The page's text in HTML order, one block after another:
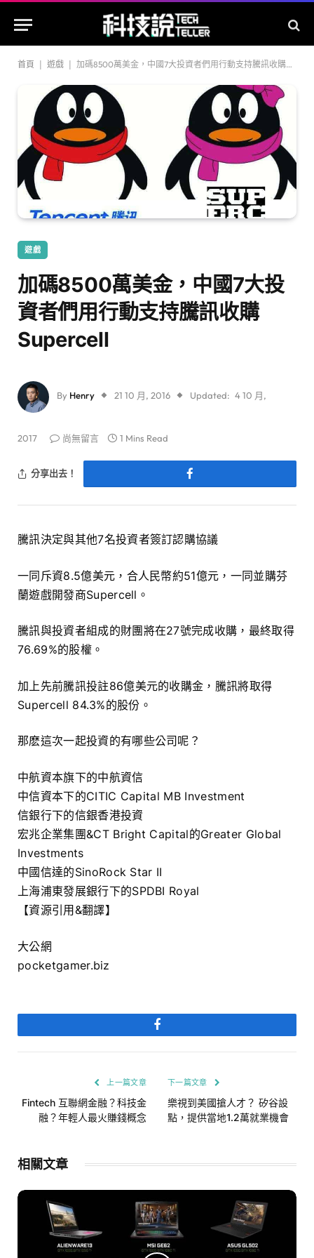
首頁 遊戲 加碼8500萬美金，中國7大投資者們用行動支持騰訊收購Supercell
遊戲
加碼8500萬美金，中國7大投
資者們用行動支持騰訊收購
Supercell
By Henry 21 10 月, 2016 Updated: 4 10 月,
2017 尚無留言 1 Mins Read
分享出去！
騰訊決定與其他7名投資者簽訂認購協議
一同斥資8.5億美元，合人民幣約51億元，一同並購芬
蘭遊戲開發商Supercell。
騰訊與投資者組成的財團將在27號完成收購，最終取得
76.69%的股權。
加上先前騰訊投註86億美元的收購金，騰訊將取得
Supercell 84.3%的股份。
那麽這次一起投資的有哪些公司呢？
中航資本旗下的中航資信
中信資本下的CITIC Capital MB Investment
信銀行下的信銀香港投資
宏兆企業集團&CT Bright Capital的Greater Global
Investments
中國信達的SinoRock Star II
上海浦東發展銀行下的SPDBI Royal
【資源引用&翻譯】
大公網
pocketgamer.biz
Facebook
上一篇文章
Fintech 互聯網金融？科技金
融？年輕人最火賺錢概念
下一篇文章
樂視到美國搶人才？ 矽谷設
點，提供當地1.2萬就業機會
相關文章